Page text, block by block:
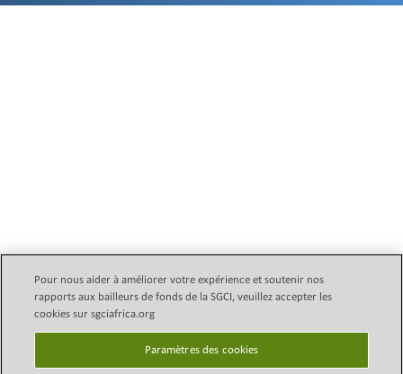
Copyright © 2024 Initiative des
conseils subventionnaires
Email Legal Policy
politique de confidentialité
Pour nous aider à améliorer votre expérience et soutenir nos
rapports aux bailleurs de fonds de la SGCI, veuillez accepter les
cookies sur sgciafrica.org
Paramètres des cookies